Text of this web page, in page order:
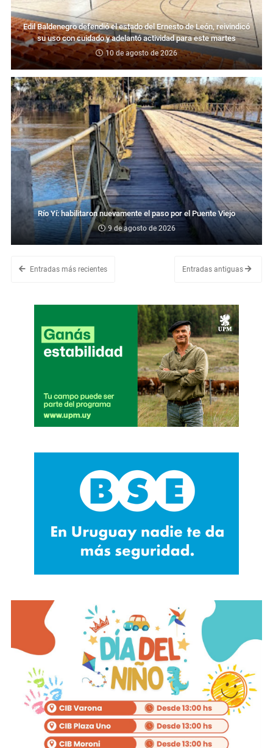
Edil Baldenegro defendió el estado del Ernesto de León, reivindicó
su uso con cuidado y adelantó actividad para este martes
10 de agosto de 2026
Río Yí: habilitaron nuevamente el paso por el Puente Viejo
9 de agosto de 2026
Entradas más recientes Entradas antiguas